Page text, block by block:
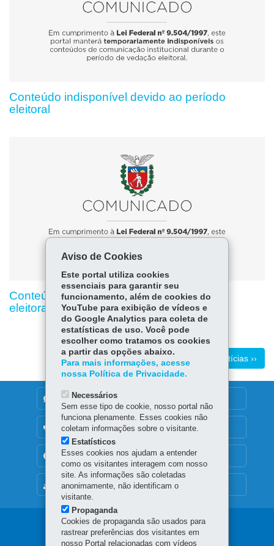
Conteúdo indisponível devido ao período
eleitoral
Conteúdo indisponível devido ao período
eleitoral
Mais notícias ››
MAPA DO SITE
DENUNCIE CORRUPÇÃO
OUVIDORIA
TRANSPARÊNCIA INSTITUCIONAL
Navegação
Aviso de Cookies
Este portal utiliza cookies
essenciais para garantir seu
funcionamento, além de cookies do
YouTube para exibição de vídeos e
do Google Analytics para coleta de
estatísticas de uso. Você pode
escolher como tratamos os cookies
a partir das opções abaixo.
Para mais informações, acesse
nossa Política de Privacidade.
Necessários
Sem esse tipo de cookie, nosso portal não
funciona plenamente. Esses cookies não
coletam informações sobre o visitante.
Estatísticos
Esses cookies nos ajudam a entender
como os visitantes interagem com nosso
site. As informações são coletadas
anonimamente, não identificam o
visitante.
Propaganda
Cookies de propaganda são usados para
rastrear preferências dos visitantes em
nosso Portal relacionadas com vídeos